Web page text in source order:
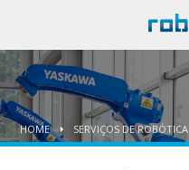
HOME SERVIÇOS DE ROBÓTICA